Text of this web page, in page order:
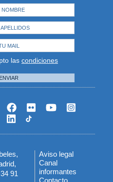
las condiciones
ENVIAR
91
Menú
del
Aviso legal
Canal
informantes
Contacto